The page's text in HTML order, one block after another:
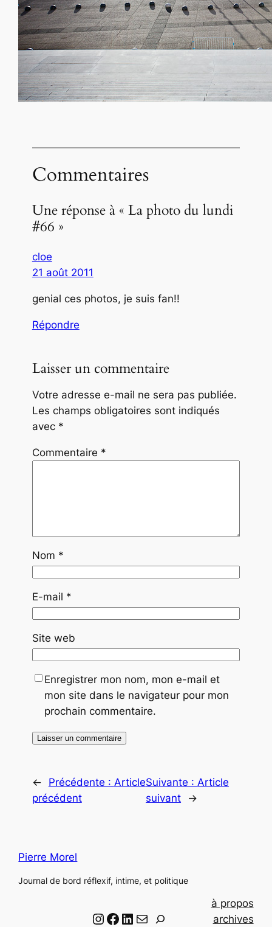
Commentaires
Une réponse à « La photo du lundi
#66 »
cloe
21 août 2011
genial ces photos, je suis fan!!
Répondre
Laisser un commentaire
Votre adresse e-mail ne sera pas publiée.
Les champs obligatoires sont indiqués
avec *
Commentaire *
Nom *
E-mail *
Site web
Enregistrer mon nom, mon e-mail et
mon site dans le navigateur pour mon
prochain commentaire.
← Précédente : Article
précédent
Suivante : Article
suivant
→
Pierre Morel
Journal de bord réflexif, intime, et politique
Instagram Facebook LinkedIn Email
à propos
archives